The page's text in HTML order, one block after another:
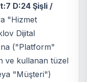
D:24 Şişli /
"Hizmet
Dijital
("Platform"
ve kullanan tüzel
"Müşteri")